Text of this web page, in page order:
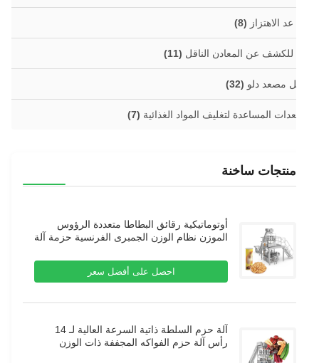
عد الاهتزاز(8)
للكشف عن المعادن الناقل(11)
مصعد دلو(32)
المساعدة لتغليف المواد الغذائية(7)
منتجات ساخنة
أوتوماتيكية رقائق البطاطا متعددة الرؤوس
الموزن نظام الوزن الجمبرى الفرنسية حزمة آلة
نفخ الغذاء حبيبات حزمة آلة
احصل على أفضل سعر
آلة حزم السلطة ذاتية السرعة العالية لـ 14
رأس آلة حزم الفواكه المجففة ذات الوزن